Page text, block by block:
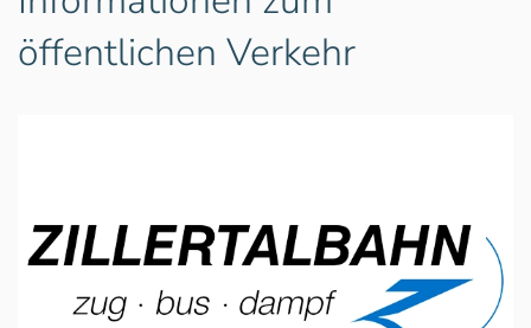
öffentlichen Verkehr